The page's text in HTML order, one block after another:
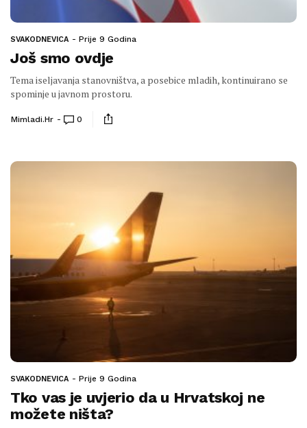
SVAKODNEVICA Prije 9 Godina
Još smo ovdje
Tema iseljavanja stanovništva, a posebice mladih, kontinuirano se
spominje u javnom prostoru.
Mimladi.hr 0
SVAKODNEVICA Prije 9 Godina
Tko vas je uvjerio da u Hrvatskoj ne
možete ništa?